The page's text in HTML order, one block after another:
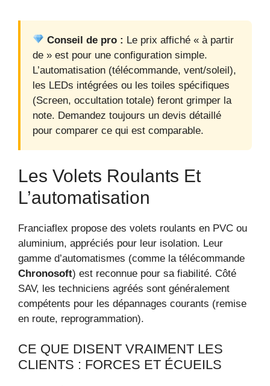
Conseil de pro : Le prix affiché « à partir
de » est pour une configuration simple.
L’automatisation (télécommande, vent/soleil),
les LEDs intégrées ou les toiles spécifiques
(Screen, occultation totale) feront grimper la
note. Demandez toujours un devis détaillé
pour comparer ce qui est comparable.
Les Volets Roulants Et
L’automatisation
Franciaflex propose des volets roulants en PVC ou
aluminium, appréciés pour leur isolation. Leur
gamme d’automatismes (comme la télécommande
Chronosoft) est reconnue pour sa fiabilité. Côté
SAV, les techniciens agréés sont généralement
compétents pour les dépannages courants (remise
en route, reprogrammation).
CE QUE DISENT VRAIMENT LES
CLIENTS : FORCES ET ÉCUEILS